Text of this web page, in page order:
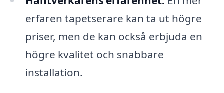
erfaren tapetserare kan ta ut högre
priser, men de kan också erbjuda en
högre kvalitet och snabbare
installation.